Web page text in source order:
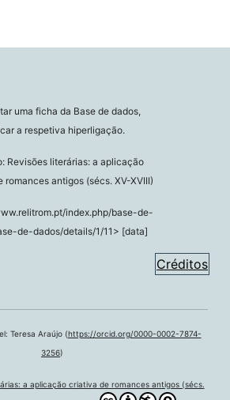
uma ficha da Base de dados,
a respetiva hiperligação.
Revisões literárias: a aplicação
romances antigos (sécs. XV-XVIII)
index.php/base-de-
de-dados/details/1/11> [data]
Créditos
Teresa Araújo (https://orcid.org/0000-0002-7874-
3256)
a aplicação criativa de romances antigos (sécs.